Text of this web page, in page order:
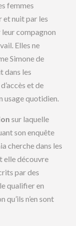
femmes
et nuit par les
leur compagnon
Elles ne
Simone de
dans les
et de
usage quotidien.
sur laquelle
son enquête
cherche dans les
elle découvre
par des
qualifier en
n’en sont